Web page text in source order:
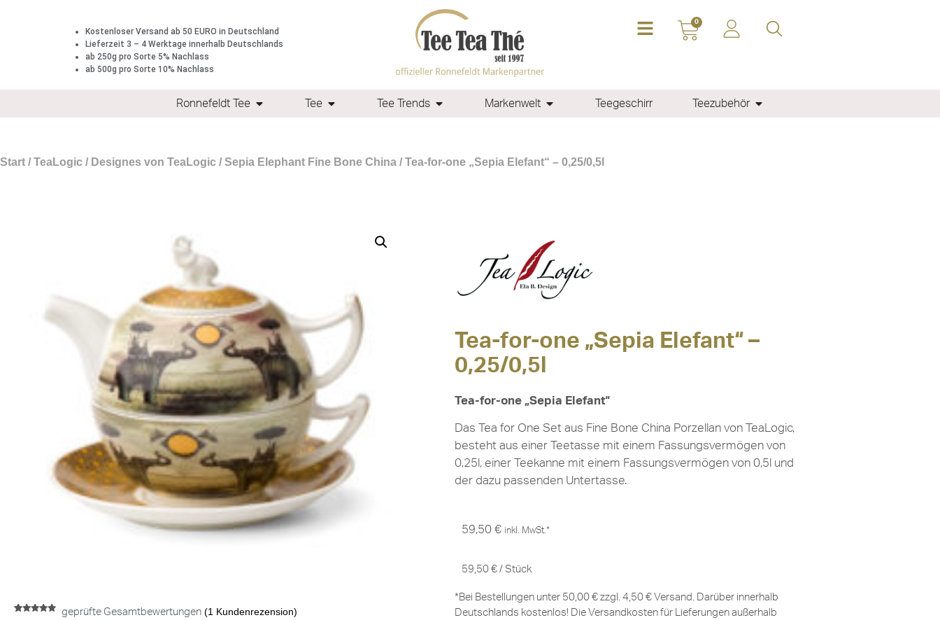
Kostenloser Versand ab 50 EURO in Deutschland
Lieferzeit 3 – 4 Werktage innerhalb Deutschlands
ab 250g pro Sorte 5% Nachlass
ab 500g pro Sorte 10% Nachlass
0
Ronnefeldt Tee Tee Tee Trends Markenwelt Teegeschirr Teezubehör
Start / TeaLogic / Designes von TeaLogic / Sepia Elephant Fine Bone China / Tea-for-one „Sepia Elefant“ – 0,25/0,5l
geprüfte Gesamtbewertungen (1Kundenrezension)
Tea-for-one „Sepia Elefant“ –
0,25/0,5l
Tea-for-one „Sepia Elefant“
Das Tea for One Set aus Fine Bone China Porzellan von TeaLogic,
besteht aus einer Teetasse mit einem Fassungsvermögen von
0,25l, einer Teekanne mit einem Fassungsvermögen von 0,5l und
der dazu passenden Untertasse.
59,50 € inkl. MwSt.*
59,50 € / Stück
*Bei Bestellungen unter 50,00 € zzgl. 4,50 € Versand. Darüber innerhalb
Deutschlands kostenlos! Die Versandkosten für Lieferungen außerhalb